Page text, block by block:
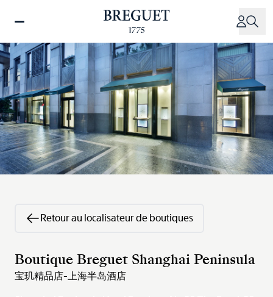
principal
Retour au localisateur de boutiques
Boutique Breguet Shanghai Peninsula
宝玑精品店-上海半岛酒店